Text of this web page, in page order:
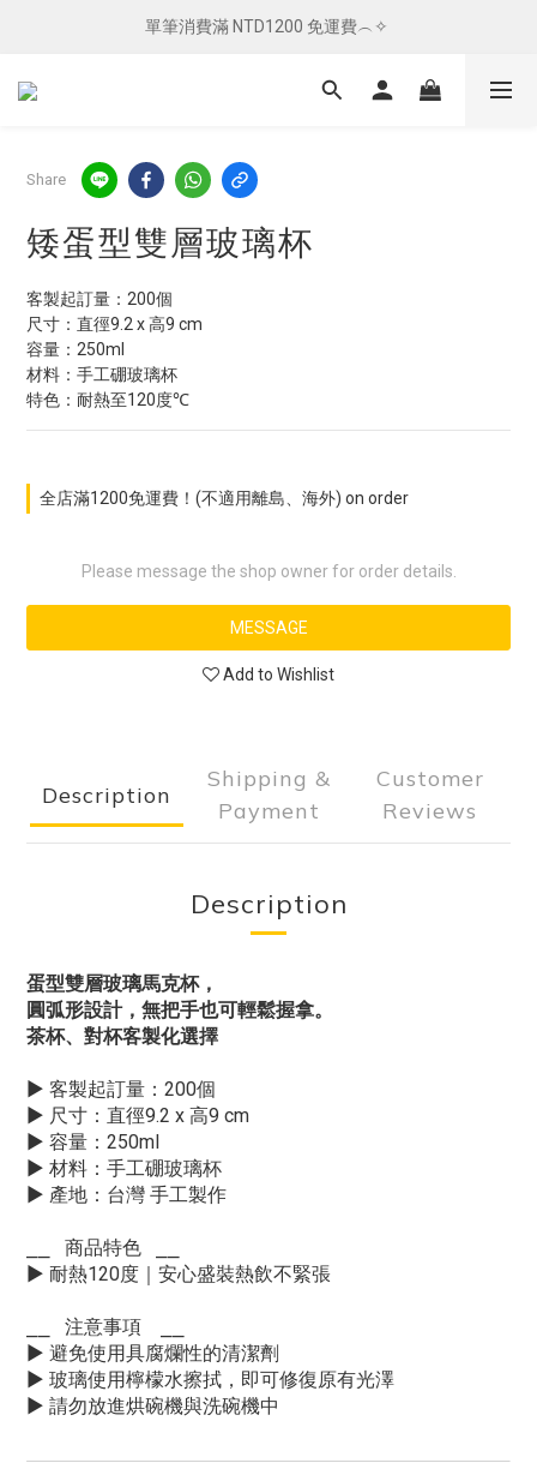
單筆消費滿 NTD1200 免運費︵✧
單筆消費滿 NTD1200 免運費︵✧
總柴發福利 ✦ 全館滿 $800 贈紅包袋
Share
矮蛋型雙層玻璃杯
客製起訂量：200個
尺寸：直徑9.2 x 高9 cm
容量：250ml
材料：手工硼玻璃杯
特色：耐熱至120度℃
全店滿1200免運費！(不適用離島、海外) on order
Please message the shop owner for order details.
MESSAGE
Add to Wishlist
Description
Shipping &
Payment
Customer
Reviews
Description
蛋型雙層玻璃馬克杯，
圓弧形設計，無把手也可輕鬆握拿。
茶杯、對杯客製化選擇
▶ 客製起訂量：200個
▶ 尺寸：直徑9.2 x 高9 cm
▶ 容量：250ml
▶ 材料：手工硼玻璃杯
▶ 產地：台灣 手工製作
商品特色
▶ 耐熱120度｜安心盛裝熱飲不緊張
⎯⎯ 注意事項
▶ 避免使用具腐爛性的清潔劑
▶ 玻璃使用檸檬水擦拭，即可修復原有光澤
▶ 請勿放進烘碗機與洗碗機中